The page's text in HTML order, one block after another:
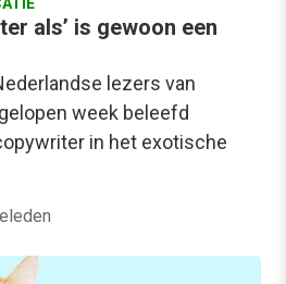
als’ is gewoon een
lezers van
week beleefd
in het exotische